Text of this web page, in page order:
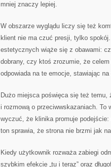
mniej znaczy lepiej.
W obszarze wyglądu liczy się też
klient nie ma czuć presji, tylko
estetycznych wiąże się z obawami:
dobrany, czy ktoś zrozumie, że
odpowiada na te emocje, stawiając
Dużo miejsca poświęca się też
i rozmową o przeciwwskazaniach. To
wyczuć, że klinika promuje
ton sprawia, że strona nie brzmi jak
Kiedy użytkownik rozważa zabiegi
szybkim efekcie „tu i teraz” oraz